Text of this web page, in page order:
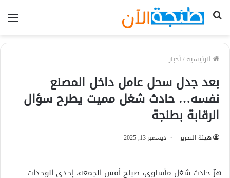
بحث
الرئيسية/أخبار
بعد جدل سحل عامل داخل المصنع
نفسه… حادث شغل مميت يطرح سؤال
الرقابة بطنجة
هيئة التحرير ديسمبر 13, 2025
هزّ حادث شغل مأساوي، صباح أمس الجمعة، إحدى الوحدات